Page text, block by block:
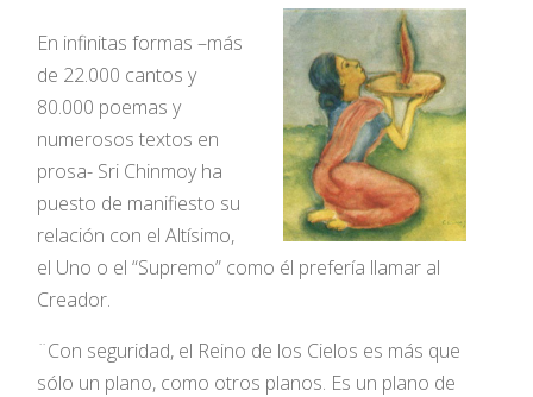
En infinitas formas –más
de 22.000 cantos y
80.000 poemas y
numerosos textos en
prosa- Sri Chinmoy ha
puesto de manifiesto su
relación con el Altísimo,
el Uno o el “Supremo” como él prefería llamar al
Creador.
¨Con seguridad, el Reino de los Cielos es más que
sólo un plano, como otros planos. Es un plano de